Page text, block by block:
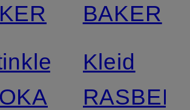
BAKER
Kleid
RASBEE